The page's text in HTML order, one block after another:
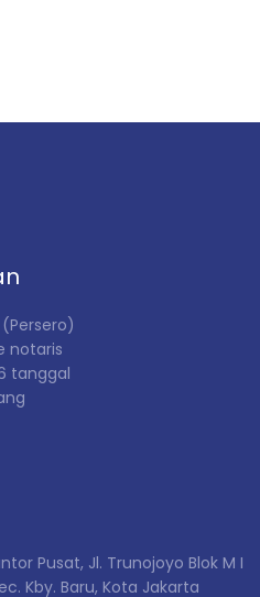
(Persero)
notaris
tanggal
Pusat, Jl. Trunojoyo Blok M I
Kby. Baru, Kota Jakarta